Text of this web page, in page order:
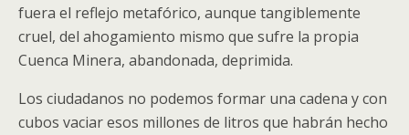
fuera el reflejo metafórico, aunque tangiblemente
cruel, del ahogamiento mismo que sufre la propia
Cuenca Minera, abandonada, deprimida.
Los ciudadanos no podemos formar una cadena y con
cubos vaciar esos millones de litros que habrán hecho